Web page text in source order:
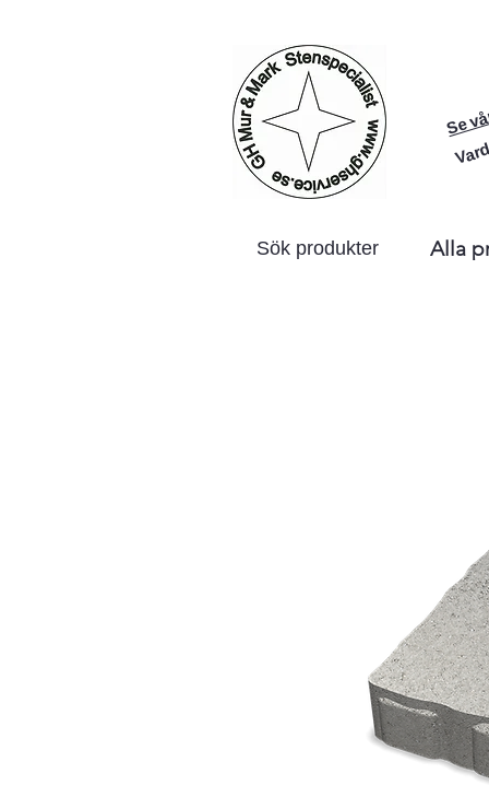
Alla
Sök produkter